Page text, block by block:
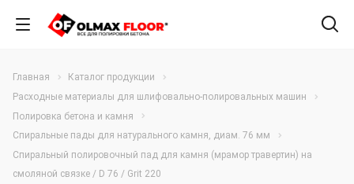
Главная
Каталог продукции
Расходные материалы для шлифовально-полировальных машин
Полировка бетона и камня
Спиральные пады для натурального камня, диам. 76 мм
Спиральный полировочный пад для камня (мрамор травертин) на
смоляной связке / D 76 / Grit 220